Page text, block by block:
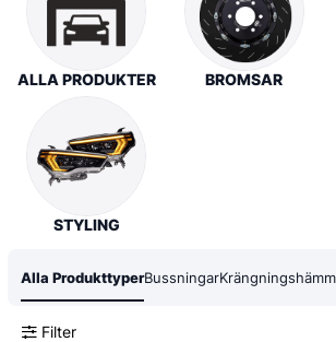
ALLA PRODUKTER BROMSAR
STYLING
Alla ProdukttyperBussningar
Filter